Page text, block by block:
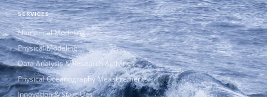
SERVICES
Numerical Modeling
Physical Modeling
Data Analysis & Research Activities
Physical Oceanography Measurements
Innovation & Start-Ups